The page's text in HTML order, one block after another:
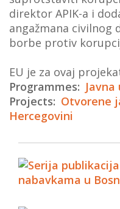
direktor APIK-a i
angažmana civilnog
borbe protiv
EU je za ovaj
Programmes
Javna
Projects
Otvorene
Hercegovini